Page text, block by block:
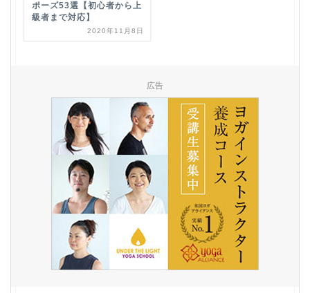
ポーズ53選【初心者から上
級者まで対応】
2020年11月8日
広告